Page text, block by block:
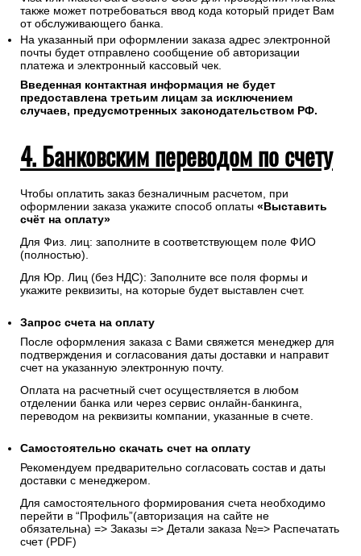
также может потребоваться ввод кода который придет Вам
от обслуживающего банка.
На указанный при оформлении заказа адрес электронной
почты будет отправлено сообщение об авторизации
платежа и электронный кассовый чек.
Введенная контактная информация не будет
предоставлена третьим лицам за исключением
случаев, предусмотренных законодательством РФ.
4. Банковским переводом по счету
Чтобы оплатить заказ безналичным расчетом, при
оформлении заказа укажите способ оплаты «Выставить
счёт на оплату»
Для Физ. лиц: заполните в соответствующем поле ФИО
(полностью).
Для Юр. Лиц (без НДС): Заполните все поля формы и
укажите реквизиты, на которые будет выставлен счет.
Запрос счета на оплату
После оформления заказа с Вами свяжется менеджер для
подтверждения и согласования даты доставки и направит
счет на указанную электронную почту.
Оплата на расчетный счет осуществляется в любом
отделении банка или через сервис онлайн-банкинга,
переводом на реквизиты компании, указанные в счете.
Самостоятельно скачать счет на оплату
Рекомендуем предварительно согласовать состав и даты
доставки с менеджером.
Для самостоятельного формирования счета необходимо
перейти в “Профиль”(авторизация на сайте не
обязательна) => Заказы => Детали заказа №=> Распечатать
счет (PDF)